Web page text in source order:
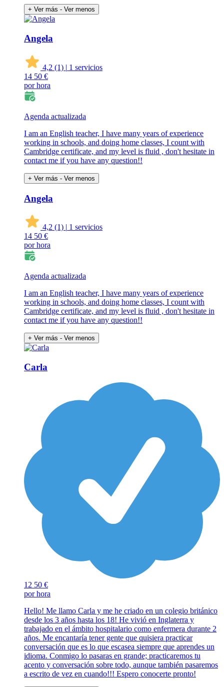
+ Ver más - Ver menos
Angela
4,2 (1) | 1 servicios
14 50 €
por hora
Agenda actualizada
I am an English teacher, I have many years of experience
working in schools, and doing home classes, I count with
Cambridge certificate, and my level is fluid , don't hesitate in
contact me if you have any question!!
+ Ver más - Ver menos
Angela
4,2 (1) | 1 servicios
14 50 €
por hora
Agenda actualizada
I am an English teacher, I have many years of experience
working in schools, and doing home classes, I count with
Cambridge certificate, and my level is fluid , don't hesitate in
contact me if you have any question!!
+ Ver más - Ver menos
Carla
12 50 €
por hora
Hello! Me llamo Carla y me he criado en un colegio británico
desde los 3 años hasta los 18! He vivió en Inglaterra y
trabajado en el ámbito hospitalario como enfermera durante 2
años. Me encantaría tener gente que quisiera practicar
conversación que es lo que escasea siempre que aprendes un
idioma. Conmigo lo pasaras en grande; practicaremos tu
acento y conversación sobre todo, aunque también pasaremos
a escrito de vez en cuando!!! Espero conocerte pronto!